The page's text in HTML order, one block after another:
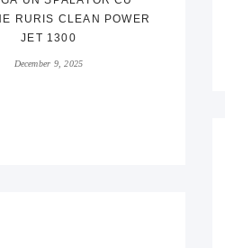
RURIS CLEAN POWER
JET 1300
December 9, 2025